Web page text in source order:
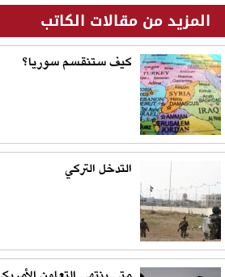
المزيد من مقالات الكاتب
كيف ستنقسم سوريا؟
التدخل التركي